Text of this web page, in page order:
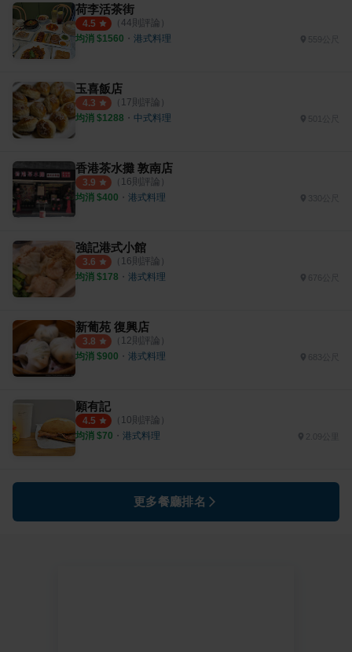
荷李活茶街
4.5 （ 44則評論）
均消 $1560 ・ 港式料理 559公尺
玉喜飯店
4.3 （ 17則評論）
均消 $1288 ・ 中式料理 501公尺
香港茶水攤 敦南店
3.9 （ 16則評論）
均消 $400 ・ 港式料理
強記港式小館
3.6 （ 16則評論）
均消 $178 ・ 港式料理
新葡苑 復興店
3.8 （ 12則評論）
均消 $900 ・ 港式料理
願有記
4.5 （ 10則評論）
均消 $70 ・ 港式料理
更多餐廳排名